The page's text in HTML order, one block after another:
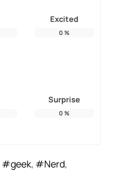
Excited
0 %
Surprise
0 %
#geek, #Nerd,